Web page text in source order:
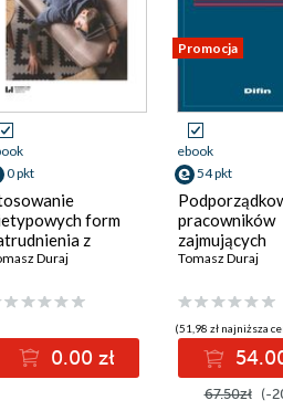
0 pkt
form
z
prawa
oraz
na
Duraj
0.00 zł
Promocja
ebook
54 pkt
pracowników
zajmujących
stanowiska
organizacjach
Tomasz Duraj
(51,98 zł najniższa
67.50zł (-